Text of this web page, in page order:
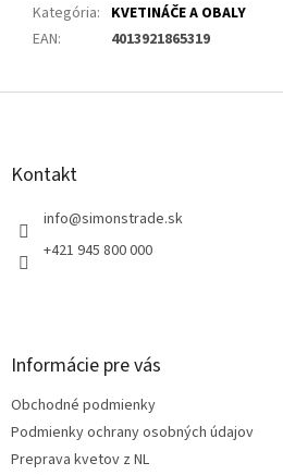
Kategória: KVETINÁČE A OBALY
EAN: 4013921865319
Z
Kontakt
info@simonstrade.sk
+421 945 800 000
Informácie pre vás
Obchodné podmienky
Podmienky ochrany osobných údajov
Preprava kvetov z NL